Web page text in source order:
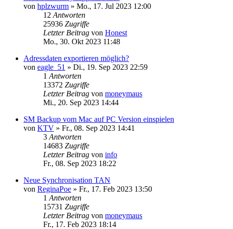
von hplzwurm » Mo., 17. Jul 2023 12:00
12 Antworten
25936 Zugriffe
Letzter Beitrag von Honest
Mo., 30. Okt 2023 11:48
Adressdaten exportieren möglich?
von eagle_51 » Di., 19. Sep 2023 22:59
1 Antworten
13372 Zugriffe
Letzter Beitrag von moneymaus
Mi., 20. Sep 2023 14:44
SM Backup vom Mac auf PC Version einspielen
von KTV » Fr., 08. Sep 2023 14:41
3 Antworten
14683 Zugriffe
Letzter Beitrag von info
Fr., 08. Sep 2023 18:22
Neue Synchronisation TAN
von ReginaPoe » Fr., 17. Feb 2023 13:50
1 Antworten
15731 Zugriffe
Letzter Beitrag von moneymaus
Fr., 17. Feb 2023 18:14